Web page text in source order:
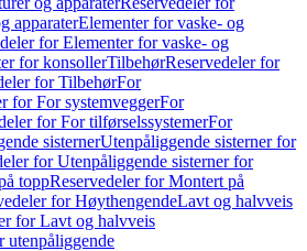
apparaterElementer for vaske- og
for Elementer for vaske- og
for konsollerTilbehørReservedeler for
for TilbehørFor
for For systemveggerFor
for For tilførselssystemerFor
sisternerUtenpåliggende sisterner for
for Utenpåliggende sisterner for
toppReservedeler for Montert på
for HøythengendeLavt og halvveis
for Lavt og halvveis
utenpåliggende